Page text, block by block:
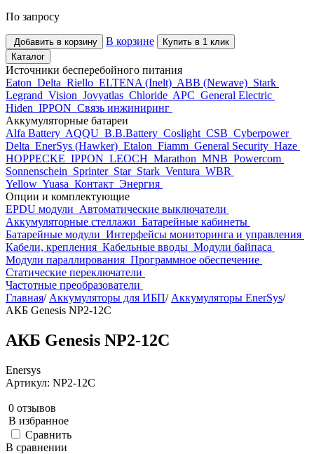
По запросу
Добавить в корзину В корзине
Купить в 1 клик
Каталог
Источники бесперебойного питания
Eaton Delta Riello ELTENA (Inelt) ABB (Newave) Stark
Legrand Vision Jovyatlas Chloride APC General Electric
Hiden IPPON Связь инжиниринг
Аккумуляторные батареи
Alfa Battery AQQU B.B.Battery Coslight CSB Cyberpower
Delta EnerSys (Hawker) Etalon Fiamm General Security Haze
HOPPECKE IPPON LEOCH Marathon MNB Powercom
Sonnenschein Sprinter Star Stark Ventura WBR
Yellow Yuasa Контакт Энергия
Опции и комплектующие
EPDU модули Автоматические выключатели
Аккумуляторные стеллажи Батарейные кабинеты
Батарейные модули Интерфейсы мониторинга и управления
Кабели, крепления Кабельные вводы Модули байпаса
Модули параллирования Программное обеспечение
Статические переключатели
Частотные преобразователи
Главная/ Аккумуляторы для ИБП/ Аккумуляторы EnerSys/
АКБ Genesis NP2-12C
АКБ Genesis NP2-12C
Enersys
Артикул: NP2-12C
0 отзывов
В избранное
Сравнить
В сравнении